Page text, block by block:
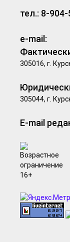
тел.: 8-
e-mail:
305016, г.
305044, г.
E-mail